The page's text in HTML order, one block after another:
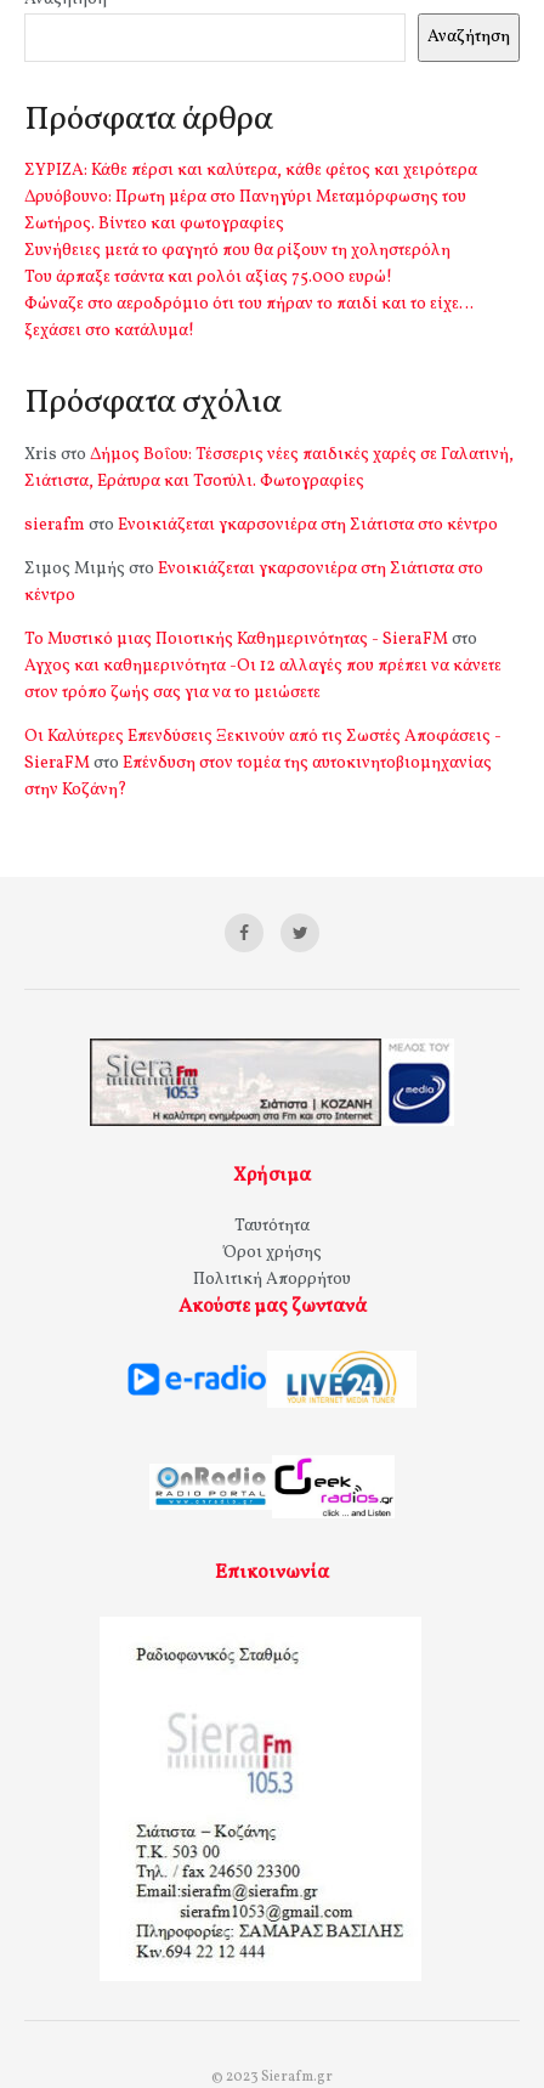
Αναζήτηση
Πρόσφατα άρθρα
ΣΥΡΙΖΑ: Κάθε πέρσι και καλύτερα, κάθε φέτος και χειρότερα
Δρυόβουνο: Πρωτη μέρα στο Πανηγύρι Μεταμόρφωσης του
Σωτήρος. Βίντεο και φωτογραφίες
Συνήθειες μετά το φαγητό που θα ρίξουν τη χοληστερόλη
Του άρπαξε τσάντα και ρολόι αξίας 75.000 ευρώ!
Φώναζε στο αεροδρόμιο ότι του πήραν το παιδί και το είχε…
ξεχάσει στο κατάλυμα!
Πρόσφατα σχόλια
Xris στο Δήμος Βοΐου: Τέσσερις νέες παιδικές χαρές σε Γαλατινή,
Σιάτιστα, Εράτυρα και Τσοτύλι. Φωτογραφίες
sierafm στο Ενοικιάζεται γκαρσονιέρα στη Σιάτιστα στο κέντρο
Σιμος Μιμής στο Ενοικιάζεται γκαρσονιέρα στη Σιάτιστα στο
κέντρο
Το Μυστικό μιας Ποιοτικής Καθημερινότητας - SieraFMστο
Αγχος και καθημερινότητα -Οι 12 αλλαγές που πρέπει να κάνετε
στον τρόπο ζωής σας για να το μειώσετε
Οι Καλύτερες Επενδύσεις Ξεκινούν από τις Σωστές Αποφάσεις -
SieraFMστο Επένδυση στον τομέα της αυτοκινητοβιομηχανίας
στην Κοζάνη?
Χρήσιμα
Ταυτότητα
Όροι χρήσης
Πολιτική Απορρήτου
Ακούστε μας ζωντανά
Επικοινωνία
© 2023 Sierafm.gr